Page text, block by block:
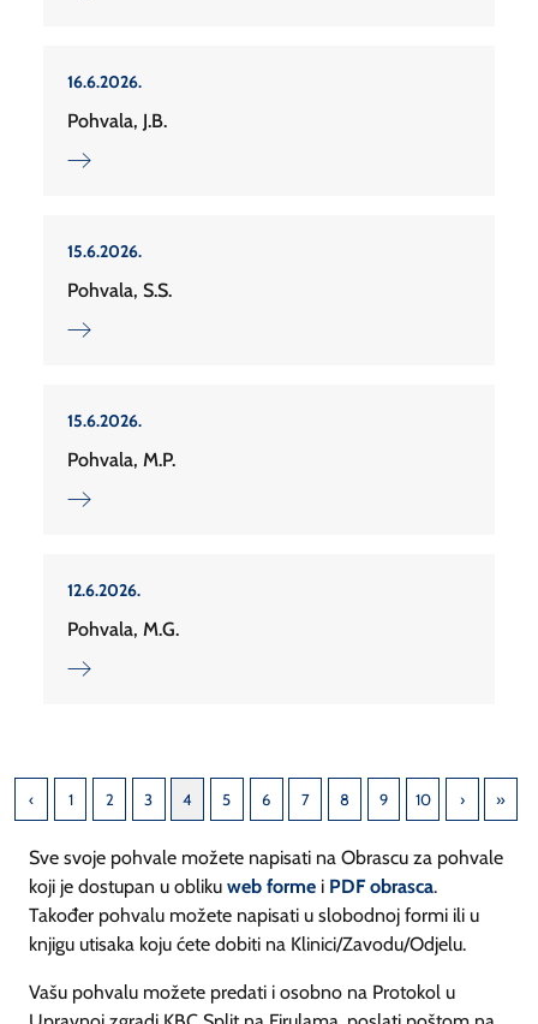
16.6.2026.
Pohvala, J.B.
15.6.2026.
Pohvala, S.S.
15.6.2026.
Pohvala, M.P.
12.6.2026.
Pohvala, M.G.
1 2 3 4 5 6 7 8 9 10
Sve svoje pohvale možete napisati na Obrascu za pohvale
koji je dostupan u obliku web forme i PDF obrasca.
Također pohvalu možete napisati u slobodnoj formi ili u
knjigu utisaka koju ćete dobiti na Klinici/Zavodu/Odjelu.
Vašu pohvalu možete predati i osobno na Protokol u